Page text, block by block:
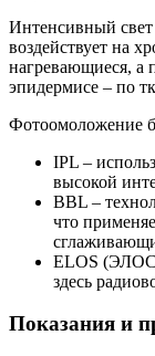
Интенсивный
воздействует на
нагревающиеся, а
эпидермисе – по
Фотоомоложение
IPL –
высокой
BBL –
что
ELOS (ЭЛОС)
здесь
Показания и